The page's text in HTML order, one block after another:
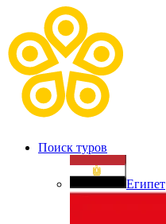
Поиск туров
Египет